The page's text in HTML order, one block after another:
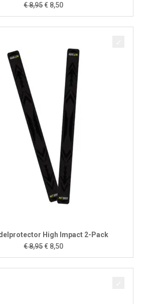
€8,95Oorspronkelijke
prijs
was:
€ 8,50Huidige
prijs
is:
High Impact 2-Pack
€8,95Oorspronkelijke
prijs
was:
€ 8,50Huidige
prijs
is: